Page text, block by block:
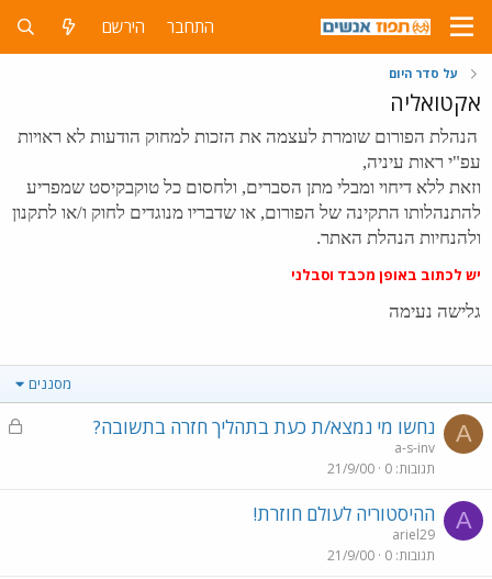
התחבר הירשם
על סדר היום
אקטואליה
הנהלת הפורום שומרת לעצמה את הזכות למחוק הודעות לא ראויות
עפ"י ראות עיניה,
וזאת ללא דיחוי ומבלי מתן הסברים, ולחסום כל טוקבקיסט שמפריע
להתנהלותו התקינה של הפורום, או שדבריו מנוגדים לחוק ו/או לתקנון
ולהנחיות הנהלת האתר.
יש לכתוב באופן מכבד וסבלני
גלישה נעימה
מסננים
A
נ
נחשו מי נמצא/ת כעת בתהליך חזרה בתשובה?
a-s-inv
תגובות 0
21/9/00
A ההיסטוריה לעולם חוזרת!
ariel29
תגובות 0
21/9/00